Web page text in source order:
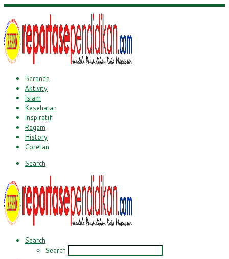
Beranda
Aktivity
Islam
Kesehatan
Inspiratif
Ragam
History
Coretan
Search
Search
Search